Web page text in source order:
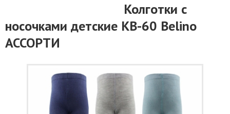
Колготки c
носочками детские KB-60 Belino
АССОРТИ